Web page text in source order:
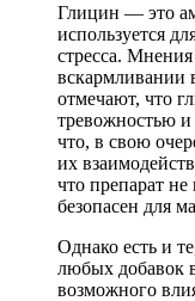
Глицин — это
используется
стресса.
вскармливании
отмечают, что
тревожностью и
что, в свою
их
что препарат
безопасен для
Однако есть и
любых добавок
возможного